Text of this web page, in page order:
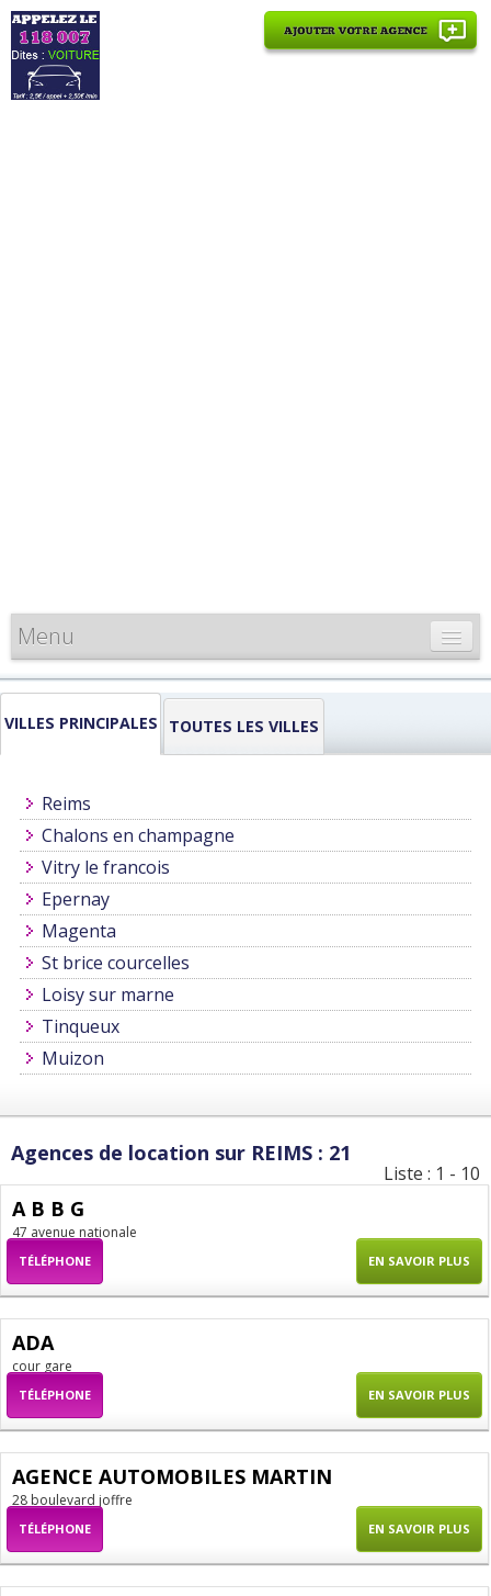
Menu
CARTE DE FRANCE
INFORMATIONS
VILLES PRINCIPALES TOUTES LES VILLES
Reims
Chalons en champagne
Vitry le francois
Epernay
Magenta
St brice courcelles
Loisy sur marne
Tinqueux
Muizon
Agences de location sur REIMS : 21
Liste : 1 - 10
A B B G
47 avenue nationale
TÉLÉPHONE EN SAVOIR PLUS
ADA
cour gare
TÉLÉPHONE EN SAVOIR PLUS
AGENCE AUTOMOBILES MARTIN
28 boulevard joffre
TÉLÉPHONE EN SAVOIR PLUS